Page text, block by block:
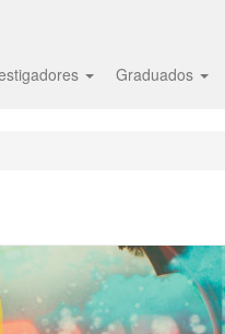
Graduados